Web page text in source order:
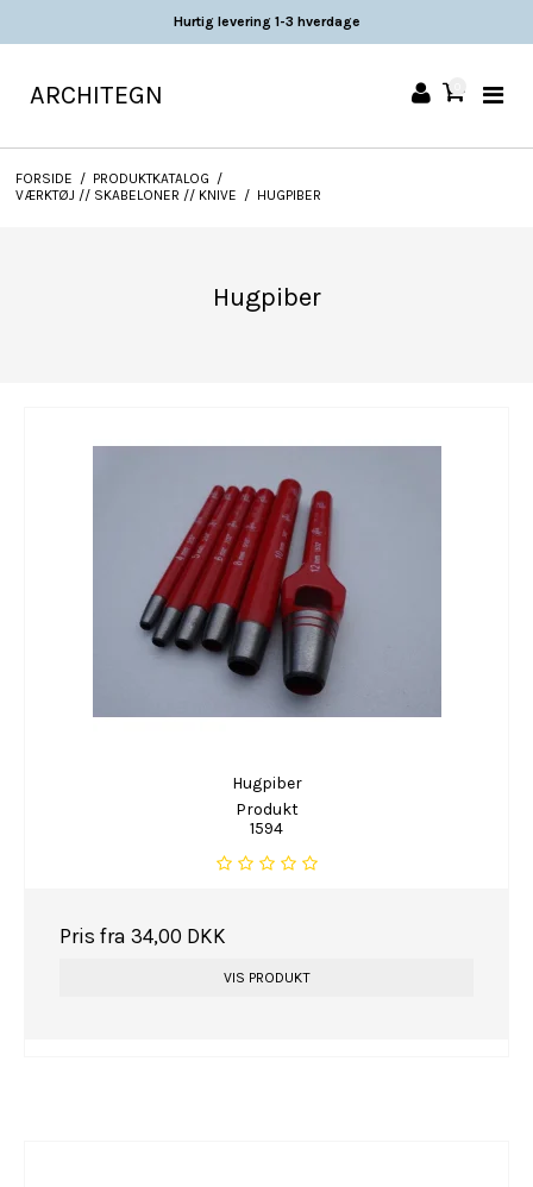
Hurtig levering 1-3 hverdage
ARCHITEGN
FORSIDE / PRODUKTKATALOG /
VÆRKTØJ // SKABELONER // KNIVE / HUGPIBER
Hugpiber
Hugpiber
Produkt
1594
Pris fra 34,00 DKK
VIS PRODUKT